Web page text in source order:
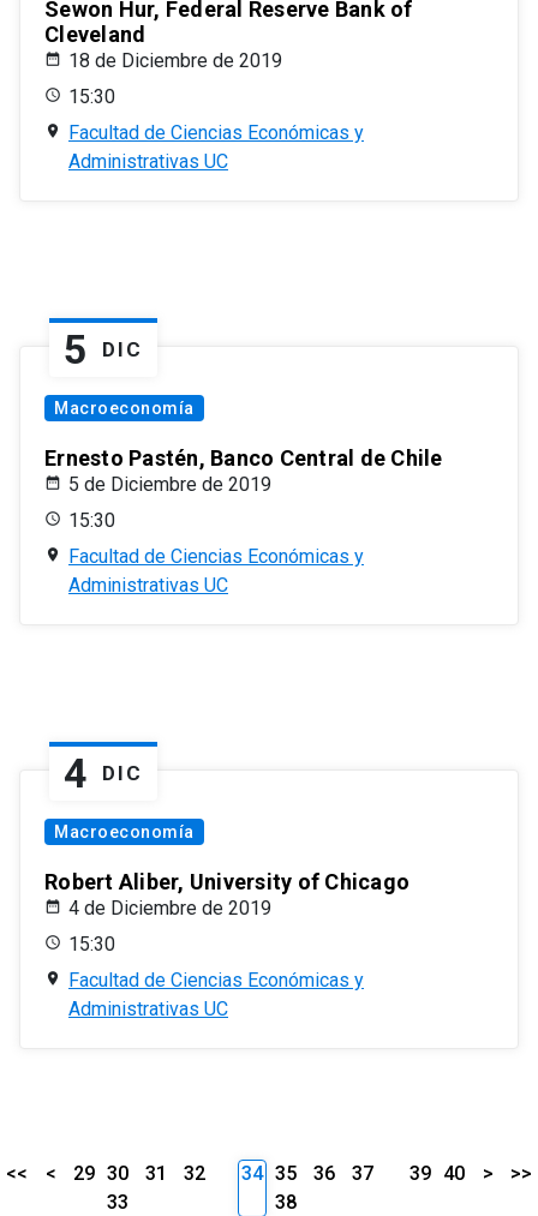
Sewon Hur, Federal Reserve Bank of
Cleveland
18 de Diciembre de 2019
15:30
Facultad de Ciencias Económicas y
Administrativas UC
5 DIC
Macroeconomía
Ernesto Pastén, Banco Central de Chile
5 de Diciembre de 2019
15:30
Facultad de Ciencias Económicas y
Administrativas UC
4 DIC
Macroeconomía
Robert Aliber, University of Chicago
4 de Diciembre de 2019
15:30
Facultad de Ciencias Económicas y
Administrativas UC
<< < 29 30 31
32
33
34 35 36
37
38
39 40 > >>